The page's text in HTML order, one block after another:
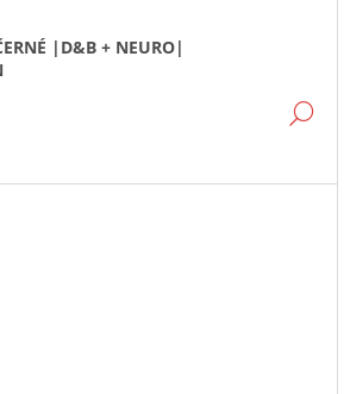
|D&B + NEURO|